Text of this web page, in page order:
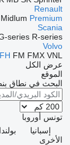
Renault
Midlum Premium
Scania
series R-series
Volvo
FH FM FMX VNL
عرض الكل
الموقع
البحث في نطاق
تونس أوروبا
إسبانيا
بولندا
الأخرى